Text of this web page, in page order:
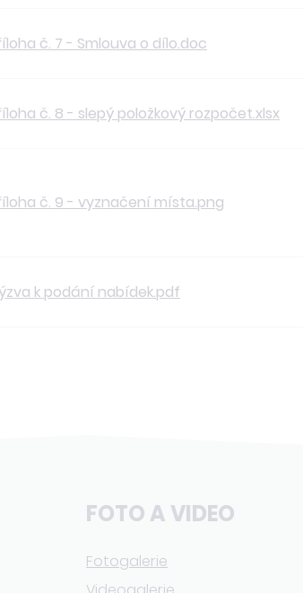
č. 7 - Smlouva o dílo.doc
č. 8 - slepý položkový rozpočet.xlsx
č. 9 - vyznačení místa.png
k podání nabídek.pdf
FOTO A VIDEO
Fotogalerie